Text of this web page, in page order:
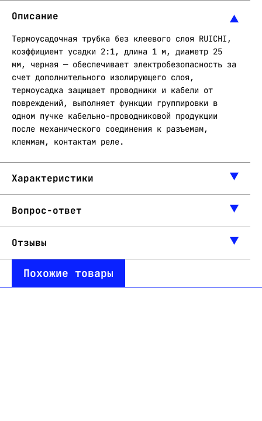
Описание
Термоусадочная трубка без клеевого слоя RUICHI,
коэффициент усадки 2:1, длина 1 м, диаметр 25
мм, черная — обеспечивает электробезопасность за
счет дополнительного изолирующего слоя,
термоусадка защищает проводники и кабели от
повреждений, выполняет функции группировки в
одном пучке кабельно-проводниковой продукции
после механического соединения к разъемам,
клеммам, контактам реле.
Характеристики
Вопрос-ответ
Отзывы
Похожие товары